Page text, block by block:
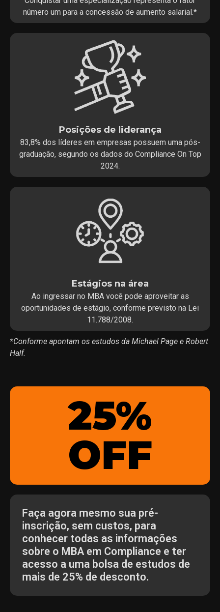
número um para a concessão de aumento salarial.*
Posições de liderança
83,8% dos líderes em empresas possuem uma pós-
graduação, segundo os dados do Compliance On Top
2024.
Estágios na área
Ao ingressar no MBA você pode aproveitar as
oportunidades de estágio, conforme previsto na Lei
11.788/2008.
*Conforme apontam os estudos da Michael Page e Robert
Half.
25%
OFF
Faça agora mesmo sua pré-
inscrição, sem custos, para
conhecer todas as informações
sobre o MBA em Compliance e ter
acesso a uma bolsa de estudos de
mais de 25% de desconto.